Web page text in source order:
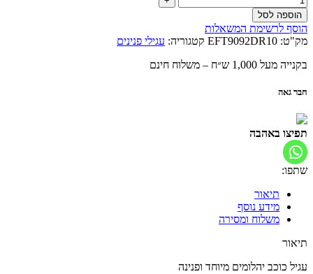
הוספה לסל
הוסף לרשימת המשאלות
מק"ט: EFT9092DR10 קטגוריה: עגילי פנינים
בקנייה מעל 1,000 ש״ח – משלוח חינם
חבר גאה
תפיצו באהבה
שתפו:
תיאור
מידע נוסף
משלוח ומסירה
תיאור
עגיל כוכב יהלומים מיוחד ופנינה